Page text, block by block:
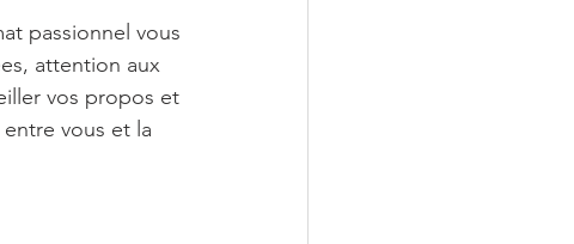
passionnel vous
attention aux
vos propos et
vous et la